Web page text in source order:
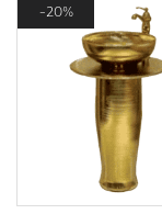
20%